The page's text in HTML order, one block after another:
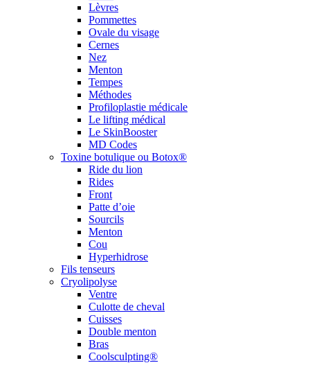
Lèvres
Pommettes
Ovale du visage
Cernes
Nez
Menton
Tempes
Méthodes
Profiloplastie médicale
Le lifting médical
Le SkinBooster
MD Codes
Toxine botulique ou Botox®
Ride du lion
Rides
Front
Patte d’oie
Sourcils
Menton
Cou
Hyperhidrose
Fils tenseurs
Cryolipolyse
Ventre
Culotte de cheval
Cuisses
Double menton
Bras
Coolsculpting®